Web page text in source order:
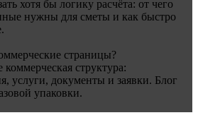
хотя бы логику расчёта: от чего
нужны для сметы и как быстро
страницы?
структура:
услуги, документы и заявки. Блог
упаковки.